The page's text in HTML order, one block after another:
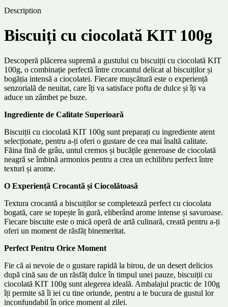
Description
Biscuiți cu ciocolată KIT 100g
Descoperă plăcerea supremă a gustului cu biscuiții cu ciocolată KIT
100g, o combinație perfectă între crocantul delicat al biscuiților și
bogăția intensă a ciocolatei. Fiecare mușcătură este o experiență
senzorială de neuitat, care îți va satisface pofta de dulce și îți va
aduce un zâmbet pe buze.
Ingrediente de Calitate Superioară
Biscuiții cu ciocolată KIT 100g sunt preparați cu ingrediente atent
selecționate, pentru a-ți oferi o gustare de cea mai înaltă calitate.
Făina fină de grâu, untul cremos și bucățile generoase de ciocolată
neagră se îmbină armonios pentru a crea un echilibru perfect între
texturi și arome.
O Experiență Crocantă și Ciocolătoasă
Textura crocantă a biscuiților se completează perfect cu ciocolata
bogată, care se topește în gură, eliberând arome intense și savuroase.
Fiecare biscuite este o mică operă de artă culinară, creată pentru a-ți
oferi un moment de răsfăț binemeritat.
Perfect Pentru Orice Moment
Fie că ai nevoie de o gustare rapidă la birou, de un desert delicios
după cină sau de un răsfăț dulce în timpul unei pauze, biscuiții cu
ciocolată KIT 100g sunt alegerea ideală. Ambalajul practic de 100g
îți permite să îi iei cu tine oriunde, pentru a te bucura de gustul lor
inconfundabil în orice moment al zilei.